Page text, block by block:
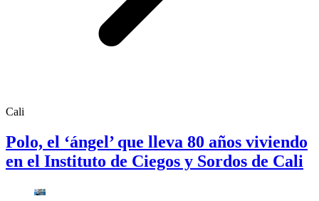
Cali
Polo, el ‘ángel’ que lleva 80 años viviendo
en el Instituto de Ciegos y Sordos de Cali